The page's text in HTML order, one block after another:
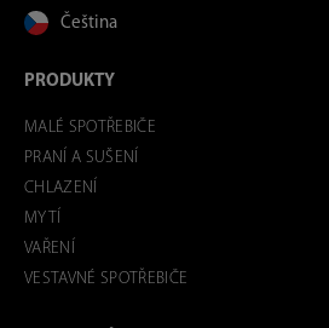
Čeština
PRODUKTY
MALÉ SPOTŘEBIČE
PRANÍ A SUŠENÍ
CHLAZENÍ
MYTÍ
VAŘENÍ
VESTAVNÉ SPOTŘEBIČE